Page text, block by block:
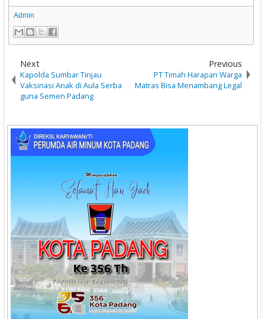
Admin
Next
Kapolda Sumbar Tinjau
Vaksinasi Anak di Aula Serba
guna Semen Padang
Previous
PT Timah Harapan Warga
Matras Bisa Menambang Legal